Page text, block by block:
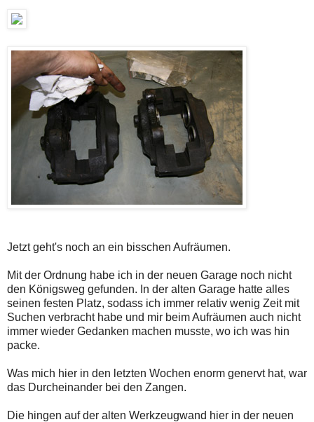
Jetzt geht's noch an ein bisschen Aufräumen.
Mit der Ordnung habe ich in der neuen Garage noch nicht
den Königsweg gefunden. In der alten Garage hatte alles
seinen festen Platz, sodass ich immer relativ wenig Zeit mit
Suchen verbracht habe und mir beim Aufräumen auch nicht
immer wieder Gedanken machen musste, wo ich was hin
packe.
Was mich hier in den letzten Wochen enorm genervt hat, war
das Durcheinander bei den Zangen.
Die hingen auf der alten Werkzeugwand hier in der neuen